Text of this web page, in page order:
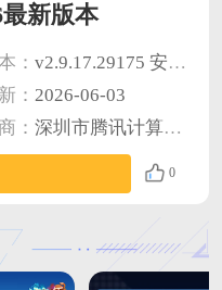
新版本
： v2.9.17.29175 安卓版
： 2026-06-03
： 深圳市腾讯计算机系统有限公司
0